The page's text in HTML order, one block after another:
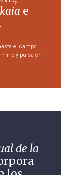
e
.
el campo
y pulsa en
de la